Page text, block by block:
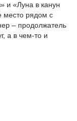
и «Луна в канун
место рядом с
– продолжатель
а в чем-то и